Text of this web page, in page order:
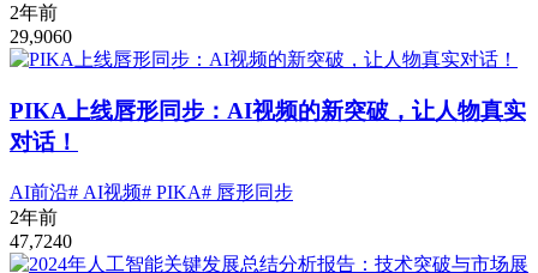
2年前
29,9060
PIKA上线唇形同步：AI视频的新突破，让人物真实
对话！
AI前沿# AI视频# PIKA# 唇形同步
2年前
47,7240